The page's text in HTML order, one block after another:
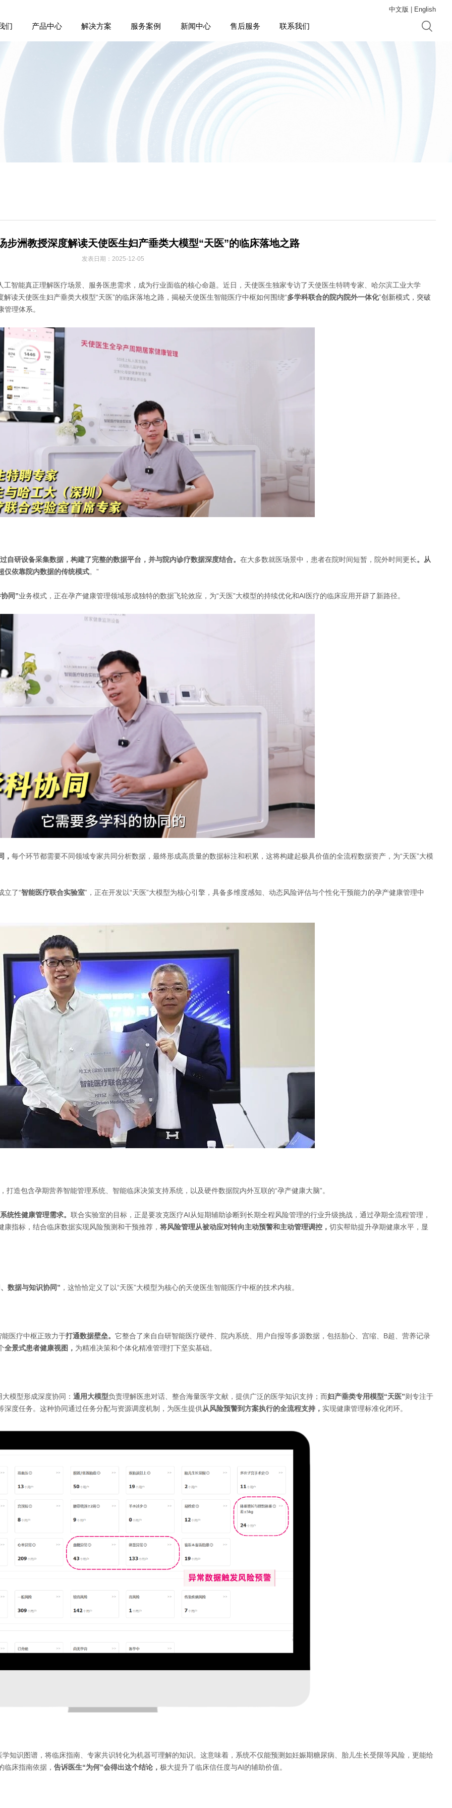
中文版 English
们 产品中心 解决方案 服务案例 新闻中心 售后服务 联系我们
步洲教授深度解读天使医生妇产垂类大模型“天医”的临床落地之路
发表日期：2025-12-05
智能真正理解医疗场景、服务医患需求，成为行业面临的核心命题。近日，天使医生独家专访了天使医生特聘专家、哈尔滨工业大学
读天使医生妇产垂类大模型“天医”的临床落地之路，揭秘天使医生智能医疗中枢如何围绕“多学科联合的院内院外一体化”创新模式， 突破
管理体系。
自研设备采集数据，构建了完整的数据平台，并与院内诊疗数据深度结合。 在大多数就医场景中，患者在院时间短暂，院外时间更长。从
仅依靠院内数据的传统模式。”
同”业务模式，正在孕产健康管理领域形成独特的数据飞轮效应，为“天医”大模型的持续优化和AI医疗的临床应用开辟了新路径。
， 每个环节都需要不同领域专家共同分析数据，最终形成高质量的数据标注和积累，这将构建起极具价值的全流程数据资产，为“天医”大模
立了“智能医疗联合实验室” ，正在开发以“天医”大模型为核心引擎， 具备多维度感知、动态风险评估与个性化干预能力的孕产健康管理中
打造包含孕期营养智能管理系统、智能临床决策支持系统，以及硬件数据院内外互联的“孕产健康大脑”。
统性健康管理需求。 联合实验室的目标，正是要攻克医疗AI从短期辅助诊断到长期全程风险管理的行业升级挑战，通过孕期全流程管理，
指标，结合临床数据实现风险预测和干预推荐， 将风险管理从被动应对转向主动预警和主动管理调控， 切实帮助提升孕期健康水平，显
数据与知识协同” ，这恰恰定义了 以“天医”大模型为核心的天使医生智能医疗中枢的技术内核。
能医疗中枢正致力于打通数据壁垒。 它整合了来自自研智能医疗硬件、院内系统、用户自报等多源数据，包括胎心、宫缩、B超、营养记录
全景式患者健康视图， 为精准决策和个体化精准管理打下坚实基础。
大模型形成深度协同 ： 通用大模型负责理解医患对话、整合海量医学文献，提供广泛的医学知识支持；而妇产垂类专用模型“天医”则专注于
度任务。这种协同通过任务分配与资源调度机制，为医生提供从风险预警到方案执行的全流程支持， 实现健康管理标准化闭环。
知识图谱，将临床指南、专家共识转化为机器可理解的知识。这意味着，系统不仅能预测如妊娠期糖尿病、胎儿生长受限等风险，更能给
床指南依据， 告诉医生“为何”会得出这个结论， 极大提升了临床信任度与AI的辅助价值。